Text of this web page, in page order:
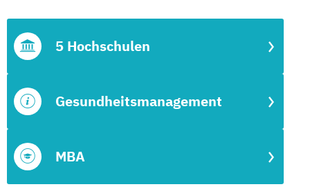
MBA
Gesundheitsmanagement
5 Hochschulen